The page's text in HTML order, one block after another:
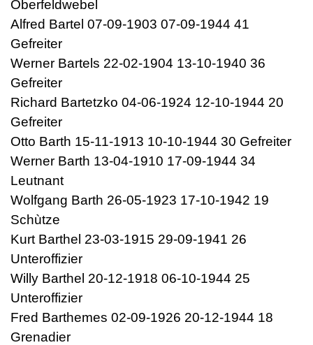
Oberfeldwebel
Alfred Bartel 07-09-1903 07-09-1944 41
Gefreiter
Werner Bartels 22-02-1904 13-10-1940 36
Gefreiter
Richard Bartetzko 04-06-1924 12-10-1944 20
Gefreiter
Otto Barth 15-11-1913 10-10-1944 30 Gefreiter
Werner Barth 13-04-1910 17-09-1944 34
Leutnant
Wolfgang Barth 26-05-1923 17-10-1942 19
Schùtze
Kurt Barthel 23-03-1915 29-09-1941 26
Unteroffizier
Willy Barthel 20-12-1918 06-10-1944 25
Unteroffizier
Fred Barthemes 02-09-1926 20-12-1944 18
Grenadier